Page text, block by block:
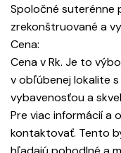
Spoločné suterénne
zrekonštruované a
Cena:
Cena v Rk. Je to
v obľúbenej lokalite
vybavenosťou a
Pre viac informácií a
kontaktovať. Tento